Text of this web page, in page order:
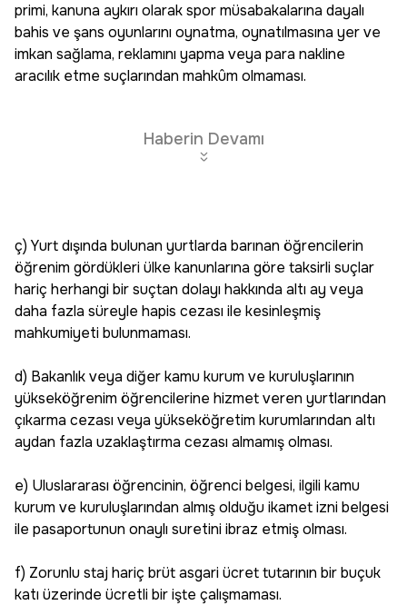
primi, kanuna aykırı olarak spor müsabakalarına dayalı
bahis ve şans oyunlarını oynatma, oynatılmasına yer ve
imkan sağlama, reklamını yapma veya para nakline
aracılık etme suçlarından mahkûm olmaması.
Haberin Devamı
ç) Yurt dışında bulunan yurtlarda barınan öğrencilerin
öğrenim gördükleri ülke kanunlarına göre taksirli suçlar
hariç herhangi bir suçtan dolayı hakkında altı ay veya
daha fazla süreyle hapis cezası ile kesinleşmiş
mahkumiyeti bulunmaması.
d) Bakanlık veya diğer kamu kurum ve kuruluşlarının
yükseköğrenim öğrencilerine hizmet veren yurtlarından
çıkarma cezası veya yükseköğretim kurumlarından altı
aydan fazla uzaklaştırma cezası almamış olması.
e) Uluslararası öğrencinin, öğrenci belgesi, ilgili kamu
kurum ve kuruluşlarından almış olduğu ikamet izni belgesi
ile pasaportunun onaylı suretini ibraz etmiş olması.
f) Zorunlu staj hariç brüt asgari ücret tutarının bir buçuk
katı üzerinde ücretli bir işte çalışmaması.